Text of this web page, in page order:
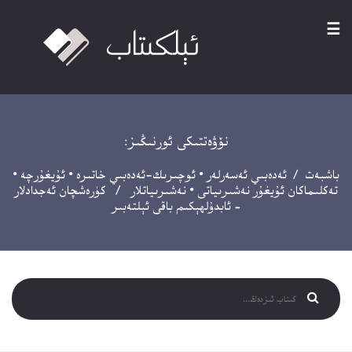
☰
نۆۋەتتىكى ئورنىڭىز:
باشبەت / ئەدەبىي ئەسەرلەر • ئوچىرىك-ئەدەبىي خاتىرە • ئۇيغۇرچە •
تەكلىماكان ئۇيغۇر نەشىرىياتى • نەشىرىياتلار / كۈرەشچان ئەجدادلار
– ئابدۇلھېكىم باقى ئېلتەبىر